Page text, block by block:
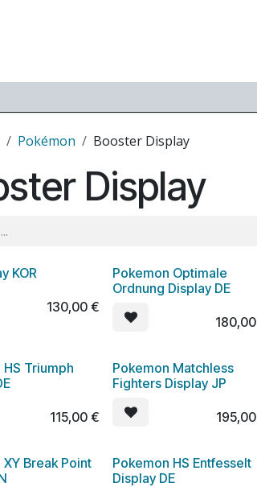
Pokémon Booster Display
Display
KOR
130,00 €
Pokemon Optimale
Ordnung Display DE
180,00
Triumph
115,00 €
Pokemon Matchless
Fighters Display JP
195,00
Break Point
Pokemon HS Entfesselt
Display DE